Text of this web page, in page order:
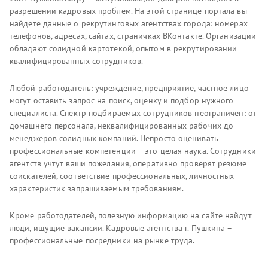
разрешении кадровых проблем. На этой странице портала вы
найдете данные о рекрутинговых агентствах города: номерах
телефонов, адресах, сайтах, страничках ВКонтакте. Организации
обладают солидной картотекой, опытом в рекрутировании
квалифицированных сотрудников.
Любой работодатель: учреждение, предприятие, частное лицо
могут оставить запрос на поиск, оценку и подбор нужного
специалиста. Спектр подбираемых сотрудников неограничен: от
домашнего персонала, неквалифицированных рабочих до
менеджеров солидных компаний. Непросто оценивать
профессиональные компетенции – это целая наука. Сотрудники
агентств учтут ваши пожелания, оперативно проверят резюме
соискателей, соответствие профессиональных, личностных
характеристик запрашиваемым требованиям.
Кроме работодателей, полезную информацию на сайте найдут
люди, ищущие вакансии. Кадровые агентства г. Пушкина –
профессиональные посредники на рынке труда.